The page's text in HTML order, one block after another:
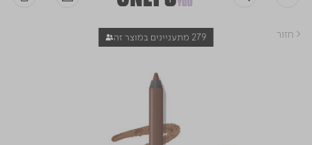
< חזור 279 מתעניינים במוצר זה